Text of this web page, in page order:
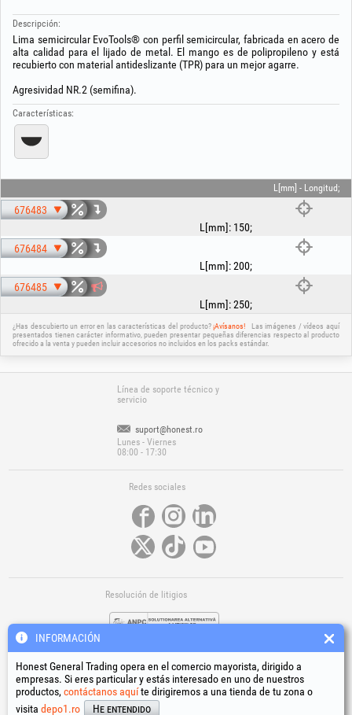
Descripción:
Lima semicircular EvoTools® con perfil semicircular, fabricada en acero de
alta calidad para el lijado de metal. El mango es de polipropileno y está
recubierto con material antideslizante (TPR) para un mejor agarre.
Agresividad NR.2 (semifina).
Características:
L[mm] - Longitud;
676483
L[mm]: 150;
676484
L[mm]:200;
676485
L[mm]:250;
¿Has descubierto un error en las características del producto?¡Avísanos!
Las imágenes / vídeos aquí
presentados tienen carácter informativo, pueden presentar pequeñas diferencias respecto al producto
ofrecido a la venta y pueden incluir accesorios no incluidos en los packs estándar.
Línea de soporte técnico y
servicio
suport@honest.ro
Lunes - Viernes
08:00 - 17:30
Redes sociales
Resolución de litigios
Enlaces útiles
INFORMACIÓN
Honest General Trading opera en el comercio mayorista, dirigido a
empresas. Si eres particular y estás interesado en uno de nuestros
productos, contáctanos aquíte dirigiremos a una tienda de tu zona o
visita depo1.ro He entendido